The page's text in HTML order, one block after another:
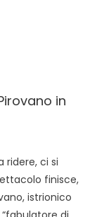
in
ridere, ci si
finisce,
istrionico